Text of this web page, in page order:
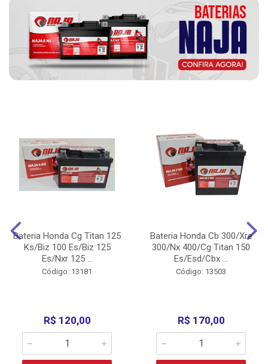
Bateria Honda Cg Titan 125
Ks/Biz 100 Es/Biz 125
Es/Nxr 125 ...
Código: 13181
R$ 120,00
Bateria Honda Cb 300/Xre
300/Nx 400/Cg Titan 150
Es/Esd/Cbx ...
Código: 13503
R$ 170,00